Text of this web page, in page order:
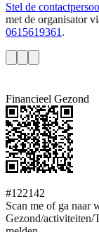
Stel de
met de organisator
0615619361 .
Financieel Gezond
#122142
Scan me of ga naar
Gezond/activiteiten/